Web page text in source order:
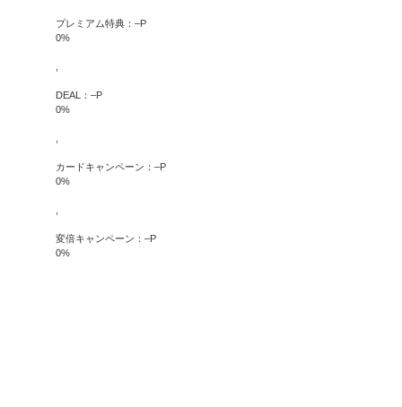
プレミアム特典： –P
0%
DEAL： –P
0%
カードキャンペーン： –P
0%
変倍キャンペーン： –P
0%